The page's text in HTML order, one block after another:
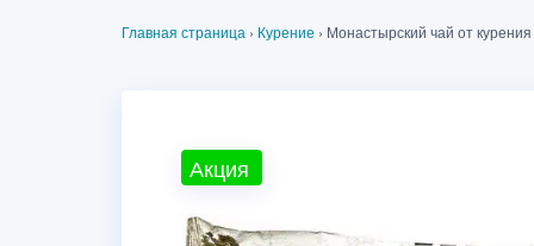
Главная страница › Курение › Монастырский чай от
Акция